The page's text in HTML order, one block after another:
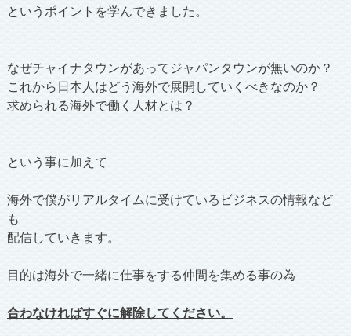
というポイントを学んできました。
なぜチャイナタウンがあってジャパンタウンが無いのか？
これから日本人はどう海外で展開していくべきなのか？
求められる海外で働く人材とは？
という事に加えて
海外で僕がリアルタイムに受けているビジネスの情報など
も
配信していきます。
目的は海外で一緒に仕事をする仲間を集める事の為
合わなければすぐに解除してください。